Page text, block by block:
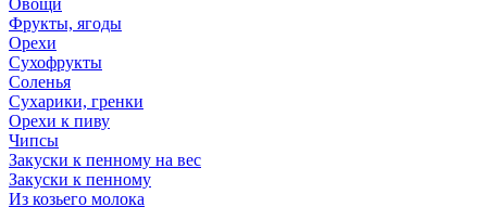
Овощи
Фрукты, ягоды
Орехи
Сухофрукты
Соленья
Сухарики, гренки
Орехи к пиву
Чипсы
Закуски к пенному на вес
Закуски к пенному
Из козьего молока